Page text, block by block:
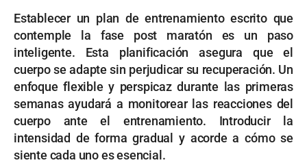
Establecer un plan de entrenamiento escrito que
contemple la fase post maratón es un paso
inteligente. Esta planificación asegura que el
cuerpo se adapte sin perjudicar su recuperación. Un
enfoque flexible y perspicaz durante las primeras
semanas ayudará a monitorear las reacciones del
cuerpo ante el entrenamiento. Introducir la
intensidad de forma gradual y acorde a cómo se
siente cada uno es esencial.